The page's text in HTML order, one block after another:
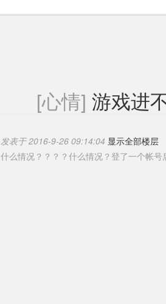
[心情] 游戏进
发表于 2016-9-26 09:14:04 显示全部楼层
什么情况？？？？什么情况？登了一个帐